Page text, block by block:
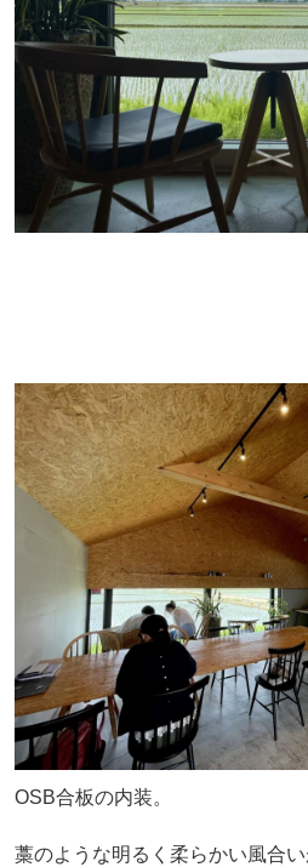
OSB合板の内装。
藁のような明るく柔らかい風合い